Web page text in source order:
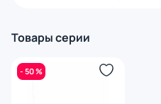
Товары серии
- 50 %